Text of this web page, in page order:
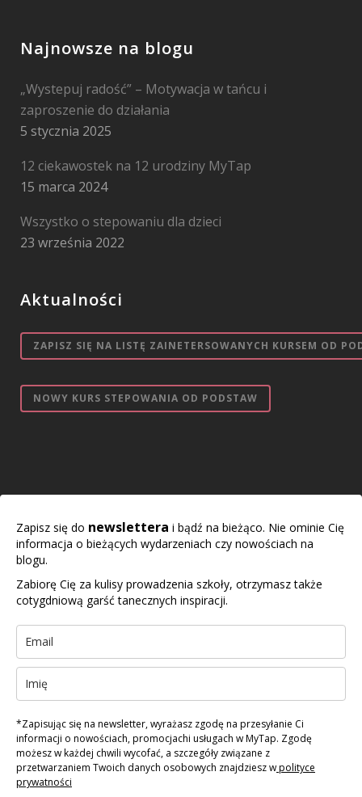
Najnowsze na blogu
„Wystepuj radość” – Motywacja w tańcu i
zaproszenie do działania
5 stycznia 2025
12 ciekawostek na 12 urodziny MyTap
15 marca 2024
Wszystko o stepowaniu dla dzieci
23 września 2022
Aktualności
ZAPISZ SIĘ NA LISTĘ ZAINETERSOWANYCH KURSEM OD
NOWY KURS STEPOWANIA OD PODSTAW
Zapisz się do newslettera i bądź na bieżąco. Nie ominie Cię
informacja o bieżących wydarzeniach czy nowościach na
blogu.
Zabiorę Cię za kulisy prowadzenia szkoły, otrzymasz także
cotygdniową garść tanecznych inspiracji.
*Zapisując się na newsletter, wyrażasz zgodę na przesyłanie Ci
informacji o nowościach, promocjachi usługach w MyTap. Zgodę
możesz w każdej chwili wycofać, a szczegóły związane z
przetwarzaniem Twoich danych osobowych znajdziesz wpolityce
prywatności